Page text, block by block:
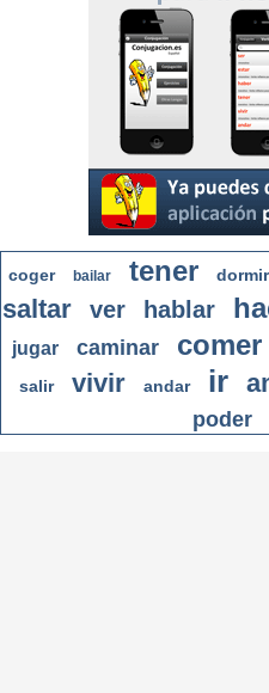
coger bailar tener dormir
saltar
ver hablar
jugar caminar comer
salir vivir andar ir
poder